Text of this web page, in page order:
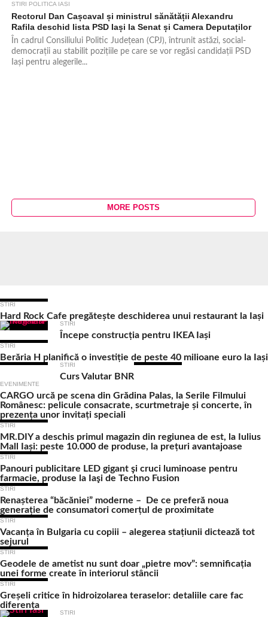
STIRI POLITICA IASI
Rectorul Dan Cașcaval și ministrul sănătății Alexandru
Rafila deschid lista PSD Iași la Senat și Camera Deputaților
În cadrul Consiliului Politic Județean (CPJ), întrunit astăzi, social-
democrații au stabilit pozițiile pe care se vor regăsi candidații PSD
Iași pentru alegerile...
MORE POSTS
STIRI
Hard Rock Cafe pregătește deschiderea unui restaurant la Iași
STIRI
Începe construcția pentru IKEA Iași
STIRI
Berăria H planifică o investiție de peste 40 milioane euro la Iași
STIRI
Curs Valutar BNR
EVENIMENTE
CARGO urcă pe scena din Grădina Palas, la Serile Filmului
Românesc: pelicule consacrate, scurtmetraje și concerte, în
prezența unor invitați speciali
STIRI
MR.DIY a deschis primul magazin din regiunea de est, la Iulius
Mall Iași: peste 10.000 de produse, la prețuri avantajoase
STIRI
Panouri publicitare LED gigant şi cruci luminoase pentru
farmacie, produse la Iaşi de Techno Fusion
STIRI
Renașterea “băcăniei” moderne – De ce preferă noua
generație de consumatori comerțul de proximitate
STIRI
Vacanța în Bulgaria cu copiii – alegerea stațiunii dictează tot
sejurul
STIRI
Geodele de ametist nu sunt doar „pietre mov”: semnificația
unei forme create în interiorul stâncii
STIRI
Greșeli critice în hidroizolarea teraselor: detaliile care fac
diferența
STIRI